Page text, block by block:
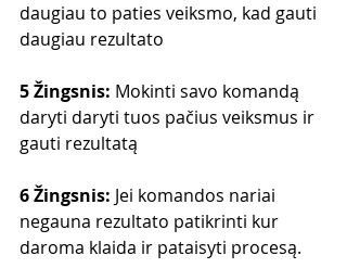
daugiau to paties veiksmo, kad gauti
daugiau rezultato
5 Žingsnis: Mokinti savo komandą
daryti daryti tuos pačius veiksmus ir
gauti rezultatą
6 Žingsnis: Jei komandos nariai
negauna rezultato patikrinti kur
daroma klaida ir pataisyti procesą.